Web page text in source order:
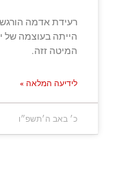
המיטה זזה.
לידיעה המלאה »
כ׳ באב ה׳תשפ״ו